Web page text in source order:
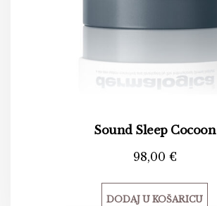
Sound Sleep Cocoon
98,00 €
DODAJ U KOŠARICU